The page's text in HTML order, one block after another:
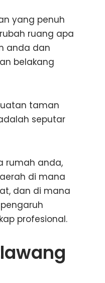
yang penuh
ruang apa
anda dan
belakang
taman
seputar
rumah anda,
di mana
dan di mana
profesional.